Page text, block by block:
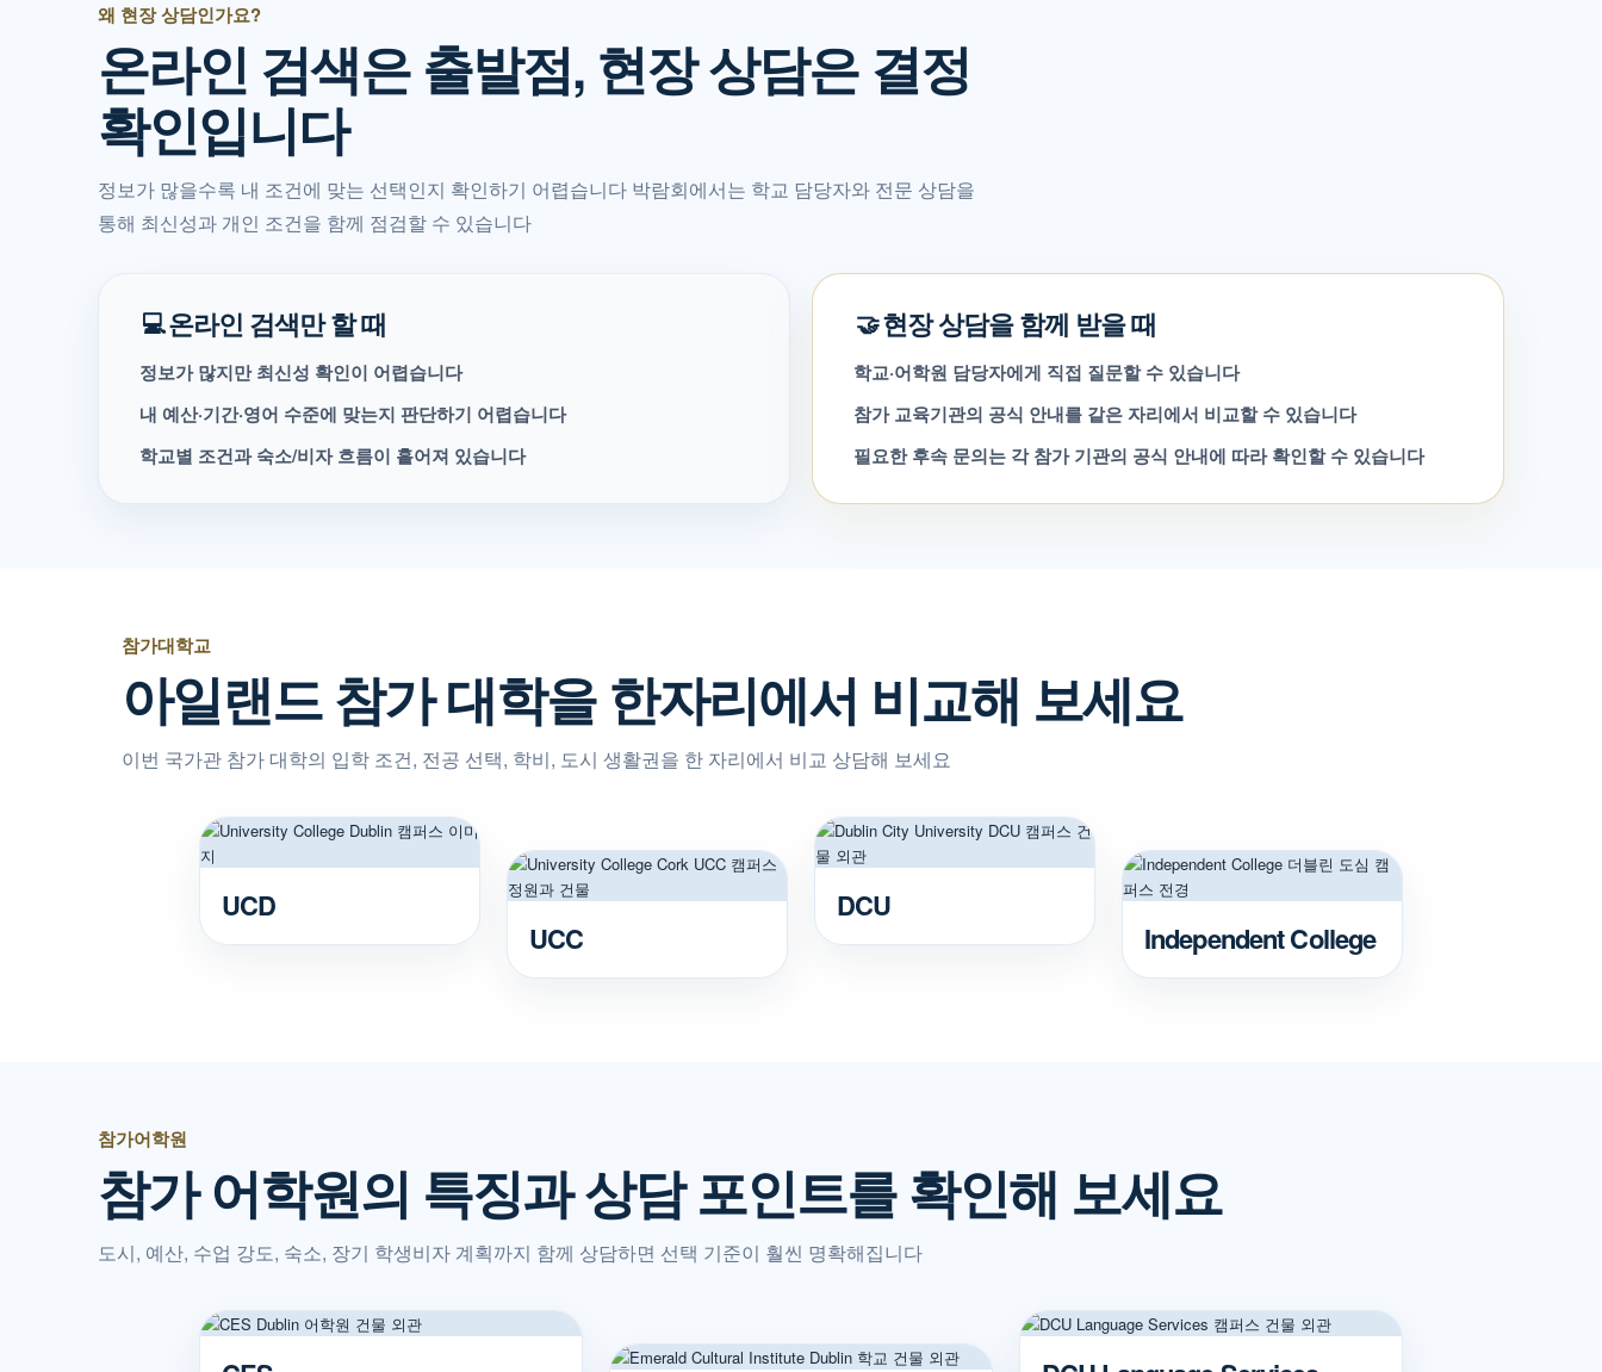
왜 현장 상담인가요?
온라인 검색은 출발점, 현장 상담은 결정
확인입니다
정보가 많을수록 내 조건에 맞는 선택인지 확인하기 어렵습니다 박람회에서는 학교 담당자와 전문 상담을
통해 최신성과 개인 조건을 함께 점검할 수 있습니다
💻온라인 검색만 할 때
정보가 많지만 최신성 확인이 어렵습니다
내 예산·기간·영어 수준에 맞는지 판단하기 어렵습니다
학교별 조건과 숙소/비자 흐름이 흩어져 있습니다
🤝현장 상담을 함께 받을 때
학교·어학원 담당자에게 직접 질문할 수 있습니다
참가 교육기관의 공식 안내를 같은 자리에서 비교할 수 있습니다
필요한 후속 문의는 각 참가 기관의 공식 안내에 따라 확인할 수 있습니다
참가대학교
아일랜드 참가 대학을 한자리에서 비교해 보세요
이번 국가관 참가 대학의 입학 조건, 전공 선택, 학비, 도시 생활권을 한 자리에서 비교 상담해 보세요
UCD
UCC
DCU
Independent College
참가어학원
참가 어학원의 특징과 상담 포인트를 확인해 보세요
도시, 예산, 수업 강도, 숙소, 장기 학생비자 계획까지 함께 상담하면 선택 기준이 훨씬 명확해집니다